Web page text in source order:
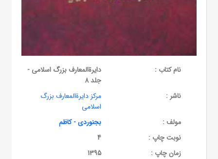
نام کتاب :
دایرة‌المعارف بزرگ اسلامی -
جلد 8
ناشر :
مرکز دایرة‌المعارف بزرگ
اسلامی
مولف :
بجنوردی - کاظم
نوبت چاپ :
4
زمان چاپ :
1395